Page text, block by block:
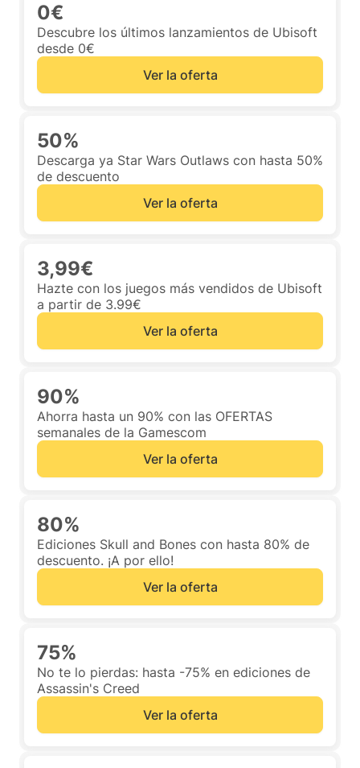
0€
Descubre los últimos lanzamientos de Ubisoft
desde 0€
Ver la oferta
50%
Descarga ya Star Wars Outlaws con hasta 50%
de descuento
Ver la oferta
3,99€
Hazte con los juegos más vendidos de Ubisoft
a partir de 3.99€
Ver la oferta
90%
Ahorra hasta un 90% con las OFERTAS
semanales de la Gamescom
Ver la oferta
80%
Ediciones Skull and Bones con hasta 80% de
descuento. ¡A por ello!
Ver la oferta
75%
No te lo pierdas: hasta -75% en ediciones de
Assassin's Creed
Ver la oferta